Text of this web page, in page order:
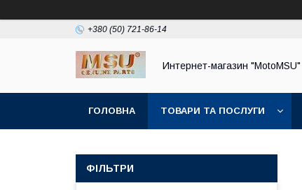
+380 (50) 721-86-14
Интернет-магазин "MotoMSU"
ГОЛОВНА ТОВАРИ ТА ПОСЛУГИ
ФІЛЬТРИ